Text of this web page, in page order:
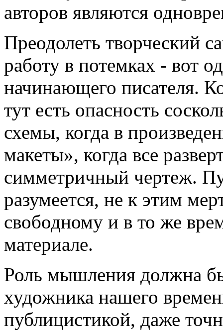
авторов являются
Преодолеть творческий
работу в потемках - вот
начинающего писателя.
тут есть опасность
схемы, когда в
макеты», когда все
симметричный чертеж.
разумеется, не к этим
свободному и в то же
материале.
Роль мышления должна
художника нашего
публицистикой, даже